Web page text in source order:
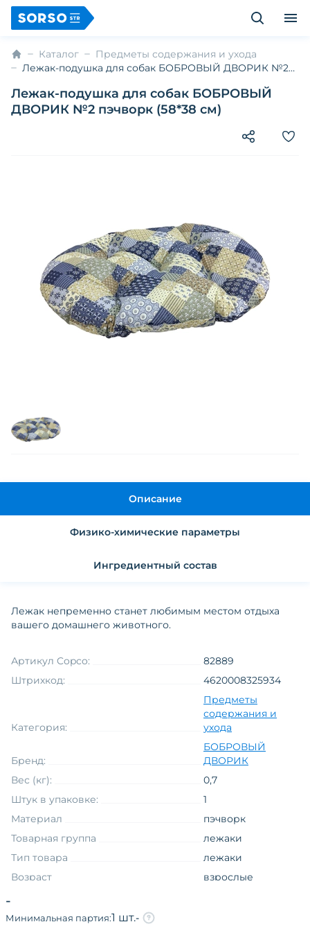
Каталог
Предметы содержания и ухода
Лежак-подушка для собак БОБРОВЫЙ ДВОРИК №2
Лежак-подушка для собак БОБРОВЫЙ
ДВОРИК №2 пэчворк (58*38 см)
-
Минимальная партия:1 шт.-
Описание
Физико-химические параметры
Ингредиентный состав
Лежак непременно станет любимым местом отдыха
вашего домашнего животного.
Артикул Copco:
82889
Штрихкод:
4620008325934
Категория:
Предметы
содержания и
ухода
Бренд:
БОБРОВЫЙ
ДВОРИК
Вес (кг):
0,7
Штук в упаковке:
1
Материал
пэчворк
Товарная группа
лежаки
Тип товара
лежаки
Возраст
взрослые
Линия торговой марки на языке